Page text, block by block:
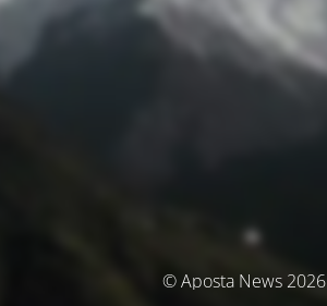
© Aposta News 2026